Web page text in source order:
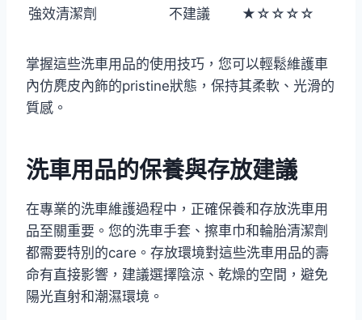
強效清潔劑
不建議 ★☆☆☆☆
掌握這些洗車用品的使用技巧，您可以輕鬆維護車
內仿麂皮內飾的pristine狀態，保持其柔軟、光滑的
質感。
洗車用品的保養與存放建議
在專業的洗車維護過程中，正確保養和存放洗車用
品至關重要。您的洗車手套、擦車巾和輪胎清潔劑
都需要特別的care。存放環境對這些洗車用品的壽
命有直接影響，建議選擇陰涼、乾燥的空間，避免
陽光直射和潮濕環境。